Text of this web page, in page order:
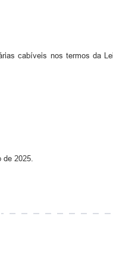
cabíveis nos termos da
de 2025.